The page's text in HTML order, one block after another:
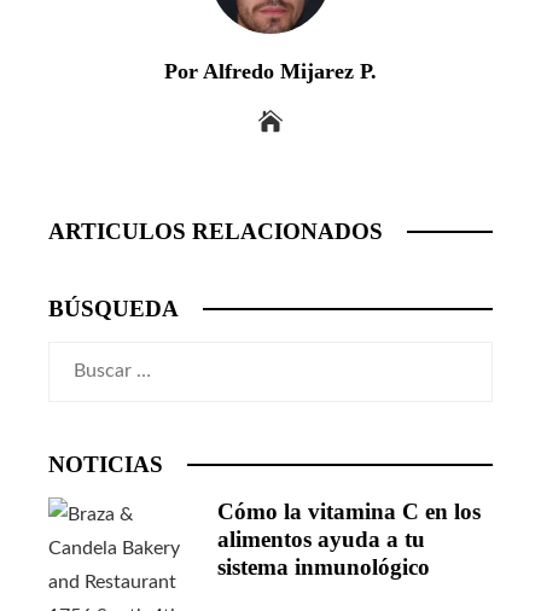
Por Alfredo Mijarez P.
ARTICULOS RELACIONADOS
BÚSQUEDA
NOTICIAS
Cómo la vitamina C en los
alimentos ayuda a tu
sistema inmunológico